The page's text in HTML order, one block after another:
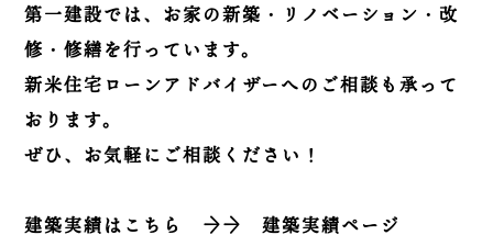
第一建設では、お家の新築・リノベーション・改
修・修繕を行っています。
新米住宅ローンアドバイザーへのご相談も承って
おります。
ぜひ、お気軽にご相談ください！
建築実績はこちら →→建築実績ページ